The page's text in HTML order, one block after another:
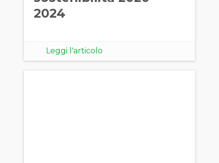
2024
Leggi l'articolo